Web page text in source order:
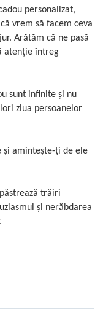
personalizat,
vrem să facem ceva
Arătăm că ne pasă
atenție întreg
infinite și nu
ziua persoanelor
amintește-ți de ele
trăiri
și nerăbdarea